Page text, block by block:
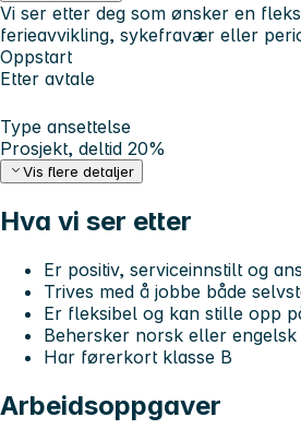
Vi ser etter deg som ønsker en
ferieavvikling, sykefravær eller
Oppstart
Etter avtale
Type ansettelse
Prosjekt, deltid 20%
Vis flere detaljer
Hva vi ser etter
Er positiv, serviceinnstilt og
Trives med å jobbe både
Er fleksibel og kan stille opp
Behersker norsk eller engelsk
Har førerkort klasse B
Arbeidsoppgaver